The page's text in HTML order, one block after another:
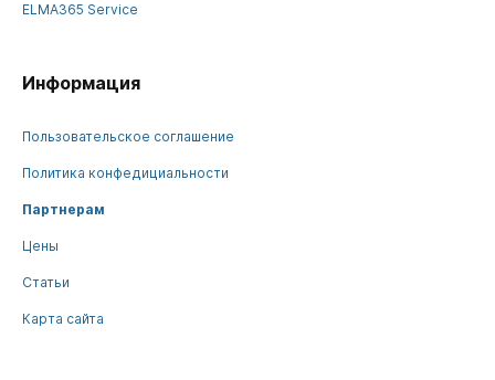
ELMA365 Service
Информация
Пользовательское соглашение
Политика конфедициальности
Партнерам
Цены
Статьи
Карта сайта